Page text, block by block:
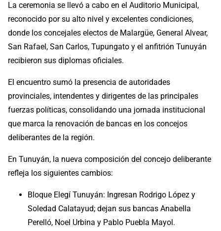
La ceremonia se llevó a cabo en el Auditorio Municipal,
reconocido por su alto nivel y excelentes condiciones,
donde los concejales electos de Malargüe, General Alvear,
San Rafael, San Carlos, Tupungato y el anfitrión Tunuyán
recibieron sus diplomas oficiales.
El encuentro sumó la presencia de autoridades
provinciales, intendentes y dirigentes de las principales
fuerzas políticas, consolidando una jornada institucional
que marca la renovación de bancas en los concejos
deliberantes de la región.
En Tunuyán, la nueva composición del concejo deliberante
refleja los siguientes cambios:
Bloque Elegí Tunuyán: Ingresan Rodrigo López y
Soledad Calatayud; dejan sus bancas Anabella
Perelló, Noel Urbina y Pablo Puebla Mayol.